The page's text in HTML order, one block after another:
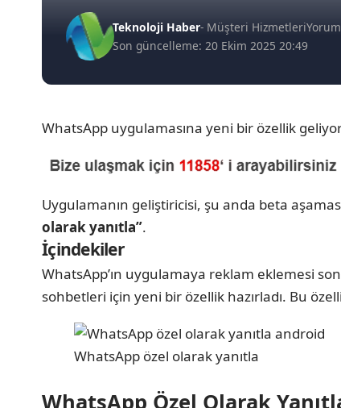
Son güncelleme: 20 Ekim 2025 20:49
Teknoloji Haber- Müşteri Hizmetleri
WhatsApp uygulamasına yeni bir özellik
Uygulamanın geliştiricisi, şu anda beta
olarak yanıtla”.
İçindekiler
WhatsApp’ın uygulamaya reklam eklemesi
sohbetleri için yeni bir özellik hazırladı. Bu
WhatsApp özel olarak yanıtla
WhatsApp Özel Olarak